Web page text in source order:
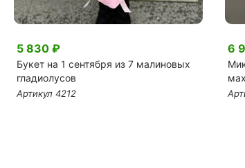
5 830 ₽
Букет на 1 сентября из 7 малиновых
гладиолусов
Артикул 4212
6